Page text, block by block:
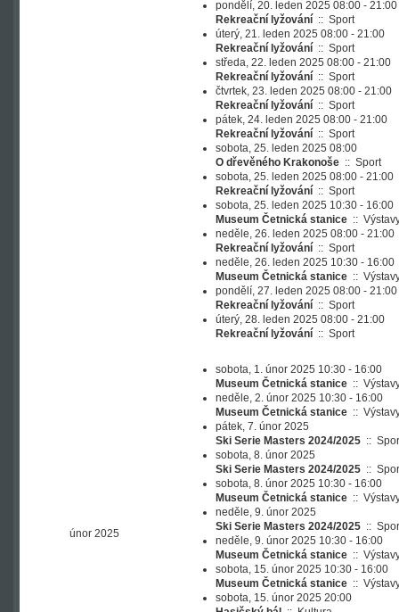
pondělí, 20. leden 2025 08:00 - 21:00
Rekreační lyžování :: Sport
úterý, 21. leden 2025 08:00 - 21:00
Rekreační lyžování :: Sport
středa, 22. leden 2025 08:00 - 21:00
Rekreační lyžování :: Sport
čtvrtek, 23. leden 2025 08:00 - 21:00
Rekreační lyžování :: Sport
pátek, 24. leden 2025 08:00 - 21:00
Rekreační lyžování :: Sport
sobota, 25. leden 2025 08:00
O dřevěného Krakonoše :: Sport
sobota, 25. leden 2025 08:00 - 21:00
Rekreační lyžování :: Sport
sobota, 25. leden 2025 10:30 - 16:00
Museum Četnická stanice ::
neděle, 26. leden 2025 08:00 - 21:00
Rekreační lyžování :: Sport
neděle, 26. leden 2025 10:30 - 16:00
Museum Četnická stanice ::
pondělí, 27. leden 2025 08:00 - 21:00
Rekreační lyžování :: Sport
úterý, 28. leden 2025 08:00 - 21:00
Rekreační lyžování :: Sport
únor 2025
sobota, 1. únor 2025 10:30 - 16:00
Museum Četnická stanice ::
neděle, 2. únor 2025 10:30 - 16:00
Museum Četnická stanice ::
pátek, 7. únor 2025
Ski Serie Masters 2024/2025 ::
sobota, 8. únor 2025
Ski Serie Masters 2024/2025 ::
sobota, 8. únor 2025 10:30 - 16:00
Museum Četnická stanice ::
neděle, 9. únor 2025
Ski Serie Masters 2024/2025 ::
neděle, 9. únor 2025 10:30 - 16:00
Museum Četnická stanice ::
sobota, 15. únor 2025 10:30 - 16:00
Museum Četnická stanice ::
sobota, 15. únor 2025 20:00